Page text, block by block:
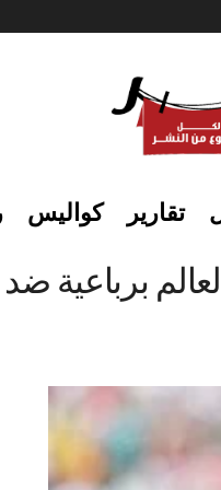
تقارير كواليس
برباعية ضد